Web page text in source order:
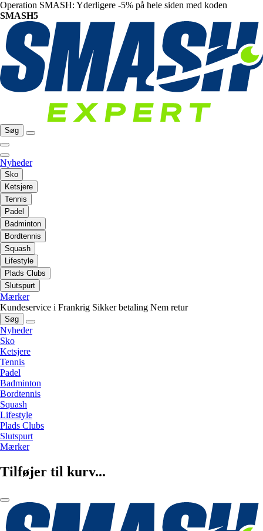
Operation SMASH: Yderligere -5% på hele siden med koden
SMASH5
Søg
Nyheder
Sko
Ketsjere
Tennis
Padel
Badminton
Bordtennis
Squash
Lifestyle
Plads Clubs
Slutspurt
Mærker
Kundeservice i Frankrig Sikker betaling Nem retur
Søg
Nyheder
Sko
Ketsjere
Tennis
Padel
Badminton
Bordtennis
Squash
Lifestyle
Plads Clubs
Slutspurt
Mærker
Tilføjer til kurv...